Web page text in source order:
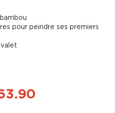
pour peindre ses premiers